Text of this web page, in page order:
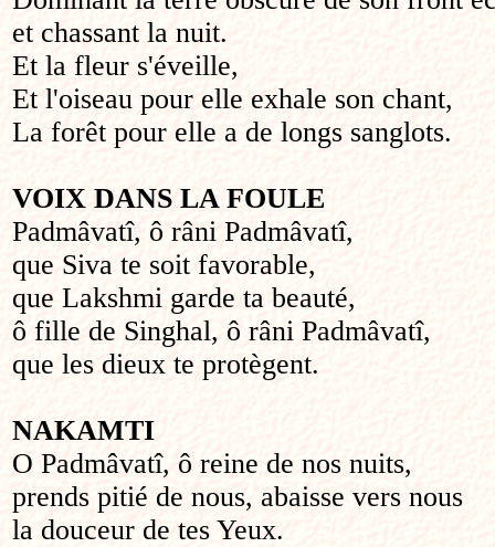
et chassant la nuit.
Et la fleur s'éveille,
Et l'oiseau pour elle exhale son chant,
La forêt pour elle a de longs sanglots.
VOIX DANS LA FOULE
Padmâvatî, ô râni Padmâvatî,
que Siva te soit favorable,
que Lakshmi garde ta beauté,
ô fille de Singhal, ô râni Padmâvatî,
que les dieux te protègent.
NAKAMTI
O Padmâvatî, ô reine de nos nuits,
prends pitié de nous, abaisse vers nous
la douceur de tes Yeux.